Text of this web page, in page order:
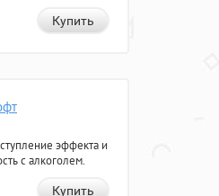
Купить
эффекта и
с алкоголем.
Купить